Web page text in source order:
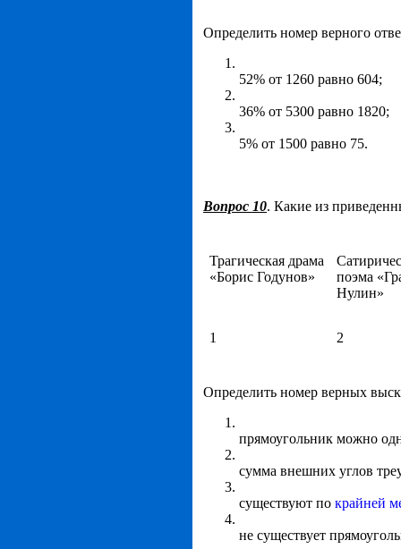
Определить номер верного
52% от 1260 равно 604;
36% от 5300 равно 1820;
5% от 1500 равно 75.
Вопрос 10. Какие из
Трагическая драма
«Борис Годунов»
поэма
Нулин»
1 2
Определить номер верных
прямоугольник можно
сумма внешних углов
существуют по крайней
не существует